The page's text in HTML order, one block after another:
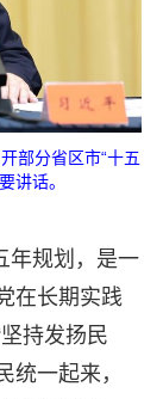
部分省区市“十五
讲话。
年规划，是一
在长期实践
持发扬民
统一起来，